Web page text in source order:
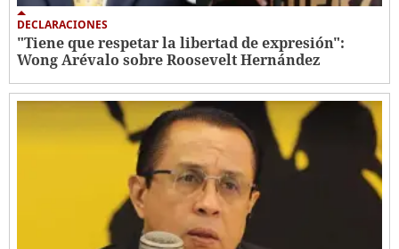
DECLARACIONES
"Tiene que respetar la libertad de expresión":
Wong Arévalo sobre Roosevelt Hernández